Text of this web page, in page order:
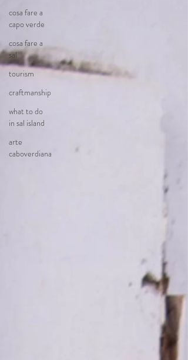
cosa fare a
capo verde
cosa fare a
sal
tourism
craftmanship
what to do
in sal island
arte
caboverdiana